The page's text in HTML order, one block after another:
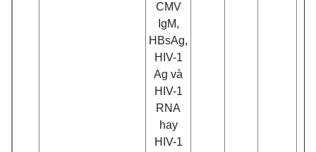
CMV
IgM,
HBsAg,
HIV-1
Ag và
HIV-1
RNA
hay
HIV-1